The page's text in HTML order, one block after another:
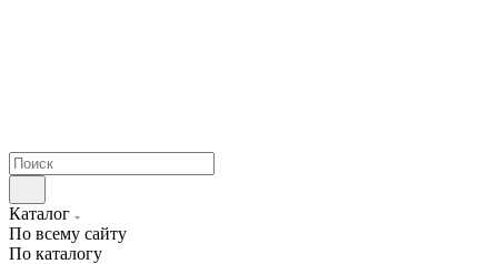
Каталог
По всему сайту
По каталогу